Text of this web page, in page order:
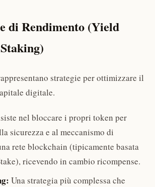
di Rendimento (Yield
strategie per ottimizzare il
digitale.
nel bloccare i propri token per
sicurezza e al meccanismo di
rete blockchain (tipicamente basata
ricevendo in cambio ricompense.
Una strategia più complessa che